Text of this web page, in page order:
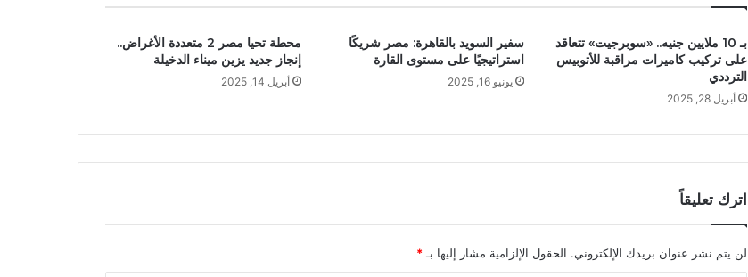
بـ 10 ملايين جنيه.. «سوبرجيت» تتعاقد
على تركيب كاميرات مراقبة للأتوبيس
الترددي
أبريل 28, 2025
سفير السويد بالقاهرة: مصر شريكًا
استراتيجيًا على مستوى القارة
يونيو 16, 2025
محطة تحيا مصر 2 متعددة الأغراض..
إنجاز جديد يزين ميناء الدخيلة
أبريل 14, 2025
اترك تعليقاً
لن يتم نشر عنوان بريدك الإلكتروني. الحقول الإلزامية مشار إليها بـ *